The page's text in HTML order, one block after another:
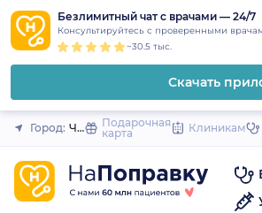
to
Безлимитный чат с врачами — 24/7
Консультируйтесь с проверенными
~30.5 тыс.
Скачать
Закрыть
Город: Черепаново
Подарочная
карта
Клиникам